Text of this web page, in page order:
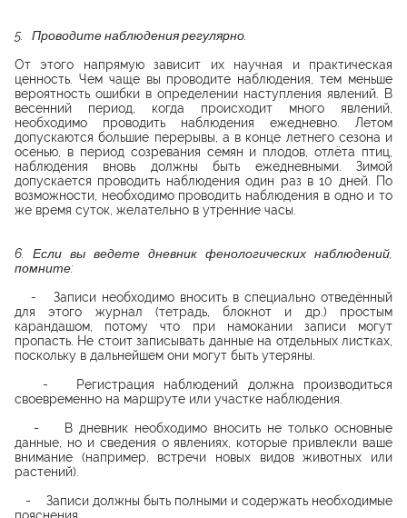
5. Проводите наблюдения регулярно.
От этого напрямую зависит их научная и практическая
ценность. Чем чаще вы проводите наблюдения, тем меньше
вероятность ошибки в определении наступления явлений. В
весенний период, когда происходит много явлений,
необходимо проводить наблюдения ежедневно. Летом
допускаются большие перерывы, а в конце летнего сезона и
осенью, в период созревания семян и плодов, отлёта птиц,
наблюдения вновь должны быть ежедневными. Зимой
допускается проводить наблюдения один раз в 10 дней. По
возможности, необходимо проводить наблюдения в одно и то
же время суток, желательно в утренние часы.
6. Если вы ведете дневник фенологических наблюдений,
помните:
- Записи необходимо вносить в специально отведённый
для этого журнал (тетрадь, блокнот и др.) простым
карандашом, потому что при намокании записи могут
пропасть. Не стоит записывать данные на отдельных листках,
поскольку в дальнейшем они могут быть утеряны.
- Регистрация наблюдений должна производиться
своевременно на маршруте или участке наблюдения.
- В дневник необходимо вносить не только основные
данные, но и сведения о явлениях, которые привлекли ваше
внимание (например, встречи новых видов животных или
растений).
- Записи должны быть полными и содержать необходимые